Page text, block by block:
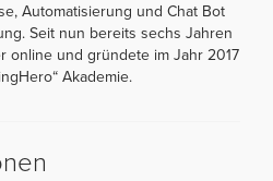
Automatisierung und Chat Bot
Seit nun bereits sechs Jahren
online und gründete im Jahr 2017
Akademie.